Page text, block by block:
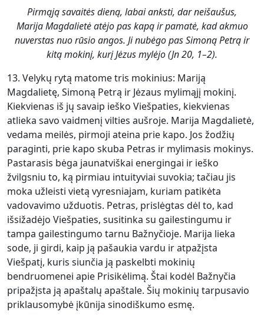
Pirmąją savaitės dieną, labai anksti, dar neišaušus,
Marija Magdalietė atėjo pas kapą ir pamatė, kad akmuo
nuverstas nuo rūsio angos. Ji nubėgo pas Simoną Petrą ir
kitą mokinį, kurį Jėzus mylėjo (Jn 20, 1–2).
13. Velykų rytą matome tris mokinius: Mariją
Magdalietę, Simoną Petrą ir Jėzaus mylimąjį mokinį.
Kiekvienas iš jų savaip ieško Viešpaties, kiekvienas
atlieka savo vaidmenį vilties aušroje. Marija Magdalietė,
vedama meilės, pirmoji ateina prie kapo. Jos žodžių
paraginti, prie kapo skuba Petras ir mylimasis mokinys.
Pastarasis bėga jaunatviškai energingai ir ieško
žvilgsniu to, ką pirmiau intuityviai suvokia; tačiau jis
moka užleisti vietą vyresniajam, kuriam patikėta
vadovavimo užduotis. Pet­ras, prislėgtas dėl to, kad
išsižadėjo Viešpaties, susitinka su gailestingumu ir
tampa gailestingumo tarnu Bažnyčioje. Marija lieka
sode, ji girdi, kaip ją pašaukia vardu ir atpažįsta
Viešpatį, kuris siunčia ją paskelbti mokinių
bendruomenei apie Prisikėlimą. Štai kodėl Bažnyčia
pripažįsta ją apaštalų apaštale. Šių mokinių tarpusavio
priklausomybė įkūnija sinodiškumo esmę.